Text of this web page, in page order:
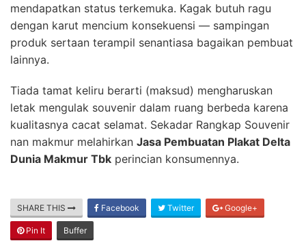
mendapatkan status terkemuka. Kagak butuh ragu
dengan karut mencium konsekuensi — sampingan
produk sertaan terampil senantiasa bagaikan pembuat
lainnya.
Tiada tamat keliru berarti (maksud) mengharuskan
letak mengulak souvenir dalam ruang berbeda karena
kualitasnya cacat selamat. Sekadar Rangkap Souvenir
nan makmur melahirkan Jasa Pembuatan Plakat Delta
Dunia Makmur Tbk perincian konsumennya.
SHARE THIS Facebook Twitter Google+
Pin It Buffer